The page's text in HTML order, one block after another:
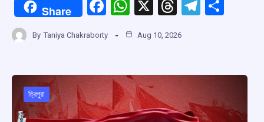
Share
F
ce
o
o
W
h
at
A
p
X
T
e
d
s
T
a
m
By Taniya Chakraborty Aug 10, 2026
ত্রিপুরা